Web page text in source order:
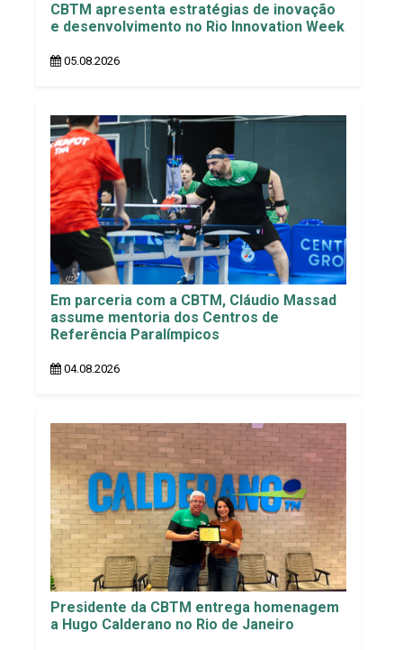
CBTM apresenta estratégias de inovação
e desenvolvimento no Rio Innovation Week
05.08.2026
Em parceria com a CBTM, Cláudio Massad
assume mentoria dos Centros de
Referência Paralímpicos
04.08.2026
Presidente da CBTM entrega homenagem
a Hugo Calderano no Rio de Janeiro